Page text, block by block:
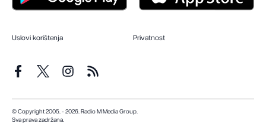
Uslovi korištenja Privatnost
© Copyright 2005. - 2026. Radio M Media Group.
Sva prava zadržana.